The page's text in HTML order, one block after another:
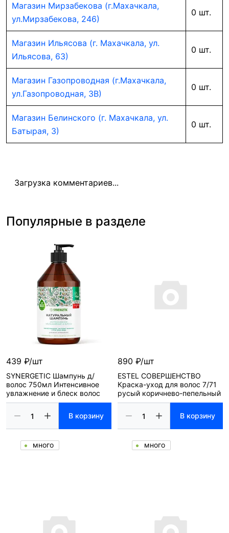
Магазин Мирзабекова (г.Махачкала,
ул.Мирзабекова, 246)
0 шт.
Магазин Ильясова (г. Махачкала, ул.
Ильясова, 63)
0 шт.
Магазин Газопроводная (г.Махачкала,
ул.Газопроводная, 3В)
0 шт.
Магазин Белинского (г. Махачкала, ул.
Батырая, 3)
0 шт.
Загрузка комментариев...
Популярные в разделе
439 ₽/шт
SYNERGETIC Шампунь д/
волос 750мл Интенсивное
увлажнение и блеск волос
В корзину
много
890 ₽/шт
ESTEL СОВЕРШЕНСТВО
Краска-уход для волос 7/71
русый коричнево-пепельный
В корзину
много